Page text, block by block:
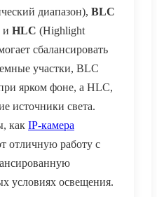
диапазон), BLC
и HLC (Highlight
сбалансировать
участки, BLC
ярком фоне, а HLC,
источники света.
как IP-камера
отличную работу с
условиях освещения.